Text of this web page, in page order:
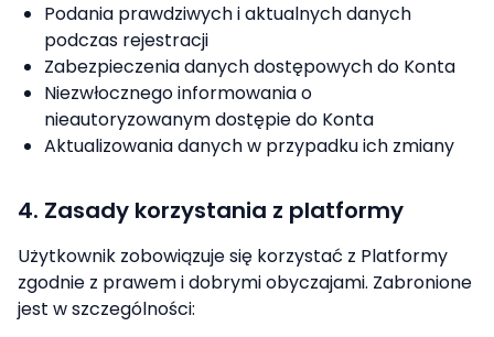
Podania prawdziwych i aktualnych danych
podczas rejestracji
Zabezpieczenia danych dostępowych do Konta
Niezwłocznego informowania o
nieautoryzowanym dostępie do Konta
Aktualizowania danych w przypadku ich zmiany
4. Zasady korzystania z platformy
Użytkownik zobowiązuje się korzystać z Platformy
zgodnie z prawem i dobrymi obyczajami. Zabronione
jest w szczególności: